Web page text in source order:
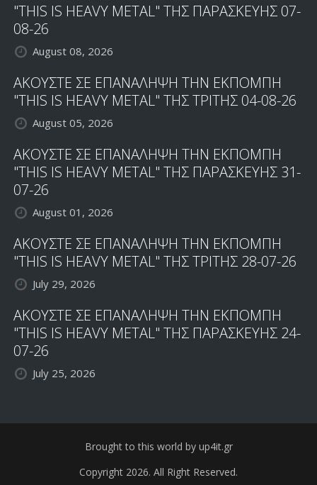
"THIS IS HEAVY METAL" ΤΗΣ ΠΑΡΑΣΚΕΥΗΣ 07-
08-26
August 08, 2026
ΑΚΟΥΣΤΕ ΣΕ ΕΠΑΝΑΛΗΨΗ ΤΗΝ ΕΚΠΟΜΠΗ
"THIS IS HEAVY METAL" ΤΗΣ ΤΡΙΤΗΣ 04-08-26
August 05, 2026
ΑΚΟΥΣΤΕ ΣΕ ΕΠΑΝΑΛΗΨΗ ΤΗΝ ΕΚΠΟΜΠΗ
"THIS IS HEAVY METAL" ΤΗΣ ΠΑΡΑΣΚΕΥΗΣ 31-
07-26
August 01, 2026
ΑΚΟΥΣΤΕ ΣΕ ΕΠΑΝΑΛΗΨΗ ΤΗΝ ΕΚΠΟΜΠΗ
"THIS IS HEAVY METAL" ΤΗΣ ΤΡΙΤΗΣ 28-07-26
July 29, 2026
ΑΚΟΥΣΤΕ ΣΕ ΕΠΑΝΑΛΗΨΗ ΤΗΝ ΕΚΠΟΜΠΗ
"THIS IS HEAVY METAL" ΤΗΣ ΠΑΡΑΣΚΕΥΗΣ 24-
07-26
July 25, 2026
Brought to this world by up4it.gr
Copyright 2026. All Right Reserved.